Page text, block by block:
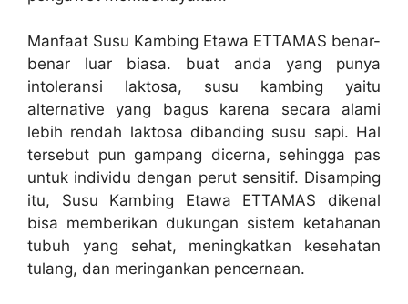
Manfaat Susu Kambing Etawa ETTAMAS benar-
benar luar biasa. buat anda yang punya
intoleransi laktosa, susu kambing yaitu
alternative yang bagus karena secara alami
lebih rendah laktosa dibanding susu sapi. Hal
tersebut pun gampang dicerna, sehingga pas
untuk individu dengan perut sensitif. Disamping
itu, Susu Kambing Etawa ETTAMAS dikenal
bisa memberikan dukungan sistem ketahanan
tubuh yang sehat, meningkatkan kesehatan
tulang, dan meringankan pencernaan.